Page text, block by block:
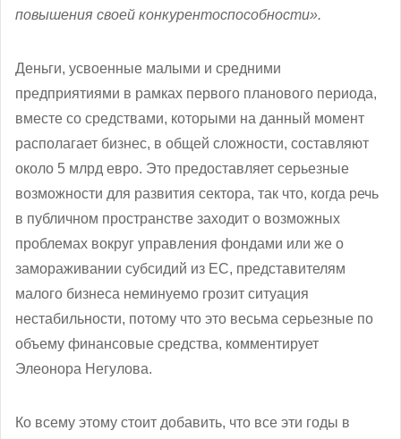
повышения своей конкурентоспособности».
Деньги, усвоенные малыми и средними
предприятиями в рамках первого планового периода,
вместе со средствами, которыми на данный момент
располагает бизнес, в общей сложности, составляют
около 5 млрд евро. Это предоставляет серьезные
возможности для развития сектора, так что, когда речь
в публичном пространстве заходит о возможных
проблемах вокруг управления фондами или же о
замораживании субсидий из ЕС, представителям
малого бизнеса неминуемо грозит ситуация
нестабильности, потому что это весьма серьезные по
объему финансовые средства, комментирует
Элеонора Негулова.
Ко всему этому стоит добавить, что все эти годы в